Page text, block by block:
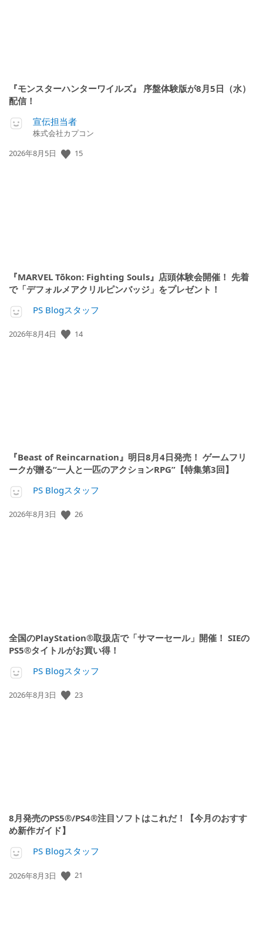
『モンスターハンターワイルズ』 序盤体験版が8月5日（水）
配信！
宣伝担当者
株式会社カプコン
公
2026年8月5日 15
『MARVEL Tōkon: Fighting Souls』店頭体験会開催！ 先着
で「デフォルメアクリルピンバッジ」をプレゼント！
PS Blogスタッフ
公
2026年8月4日 14
『Beast of Reincarnation』明日8月4日発売！ ゲームフリ
ークが贈る“一人と一匹のアクションRPG”【特集第3回】
PS Blogスタッフ
公
2026年8月3日 26
全国のPlayStation®取扱店で「サマーセール」開催！ SIEの
PS5®タイトルがお買い得！
PS Blogスタッフ
公
2026年8月3日 23
8月発売のPS5®/PS4®注目ソフトはこれだ！【今月のおすす
め新作ガイド】
PS Blogスタッフ
公
2026年8月3日 21